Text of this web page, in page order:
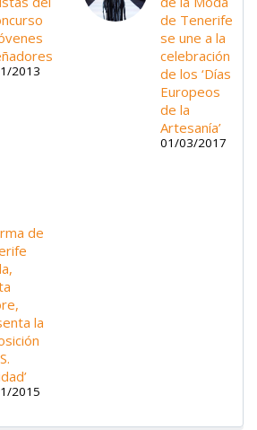
2013
de Tenerife
se une a la
celebración
de los ‘Días
Europeos
de la
Artesanía’
01/03/2017
de
la
2015